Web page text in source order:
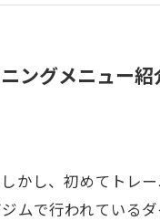
ングメニュー紹
かし、初めてトレ
ムで行われている